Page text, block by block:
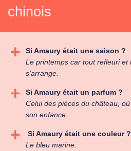
chinois
Si Amaury était une saison ?
Le printemps car tout refleuri et
s’arrange.
Si Amaury était un parfum ?
Celui des pièces du château,
son enfance.
Si Amaury était une couleur ?
Le bleu marine.